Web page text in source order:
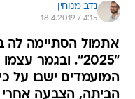
נדב מנוחין
18.4.2019 / 4:15
אתמול הסתיימה לה
"2025". ובגמר
המועמדים ישבו על
הביתה, הצבעה